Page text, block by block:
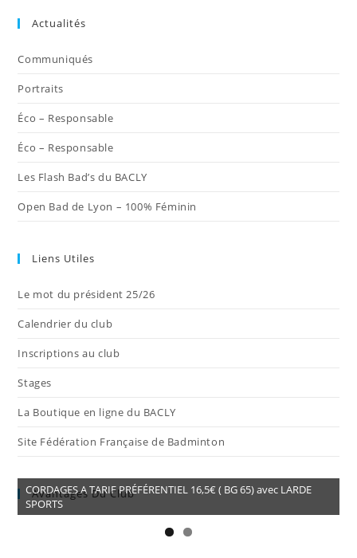
un
nouvel
nouvel
Actualités
Communiqués
Portraits
Éco – Responsable
Éco – Responsable
Les Flash Bad’s du BACLY
Open Bad de Lyon – 100% Féminin
Liens Utiles
Le mot du président 25/26
Calendrier du club
Inscriptions au club
Stages
La Boutique en ligne du BACLY
Site Fédération Française de Badminton
Avantages Du Club
CORDAGES A TARIF PRÉFÉRENTIEL 16,5€ ( BG 65) avec LARDE
SPORTS